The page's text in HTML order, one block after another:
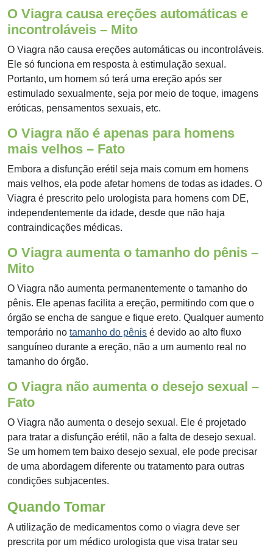
O Viagra causa ereções automáticas e
incontroláveis – Mito
O Viagra não causa ereções automáticas ou incontroláveis.
Ele só funciona em resposta à estimulação sexual.
Portanto, um homem só terá uma ereção após ser
estimulado sexualmente, seja por meio de toque, imagens
eróticas, pensamentos sexuais, etc.
O Viagra não é apenas para homens
mais velhos – Fato
Embora a disfunção erétil seja mais comum em homens
mais velhos, ela pode afetar homens de todas as idades. O
Viagra é prescrito pelo urologista para homens com DE,
independentemente da idade, desde que não haja
contraindicações médicas.
O Viagra aumenta o tamanho do pênis –
Mito
O Viagra não aumenta permanentemente o tamanho do
pênis. Ele apenas facilita a ereção, permitindo com que o
órgão se encha de sangue e fique ereto. Qualquer aumento
temporário no tamanho do pênis é devido ao alto fluxo
sanguíneo durante a ereção, não a um aumento real no
tamanho do órgão.
O Viagra não aumenta o desejo sexual –
Fato
O Viagra não aumenta o desejo sexual. Ele é projetado
para tratar a disfunção erétil, não a falta de desejo sexual.
Se um homem tem baixo desejo sexual, ele pode precisar
de uma abordagem diferente ou tratamento para outras
condições subjacentes.
Quando Tomar
A utilização de medicamentos como o viagra deve ser
prescrita por um médico urologista que visa tratar seu